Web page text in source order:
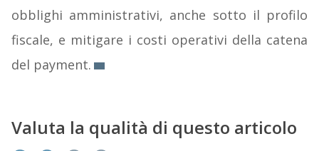
obblighi amministrativi, anche sotto il profilo
fiscale, e mitigare i costi operativi della catena
del payment.
Valuta la qualità di questo articolo